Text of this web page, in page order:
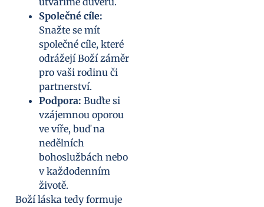
Společné cíle:
Snažte se mít
společné cíle, které
odrážejí Boží záměr
pro vaši rodinu či
partnerství.
Podpora: Buďte si
vzájemnou oporou
ve víře, buď na
nedělních
bohoslužbách nebo
v každodenním
životě.
Boží láska tedy formuje